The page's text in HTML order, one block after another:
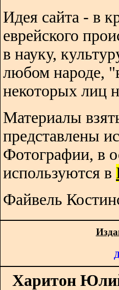
Идея сайта - в
еврейского
в науку,
любом народе,
некоторых лиц
Материалы
представлены
Фотографии, в
используются в
Файвель
Харитон Юлий